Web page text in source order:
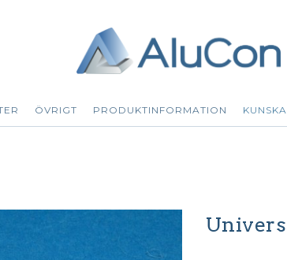
ÖVRIGT PRODUKTINFORMATION